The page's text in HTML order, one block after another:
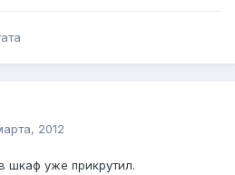
2012
шкаф уже прикрутил.